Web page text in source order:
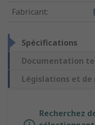
Fabricant:
Spécifications
Documentation
Législations et de
Recherchez